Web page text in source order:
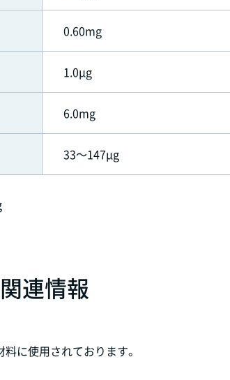
0.60mg
1.0μg
6.0mg
33～147μg
連情報
に使用されております。